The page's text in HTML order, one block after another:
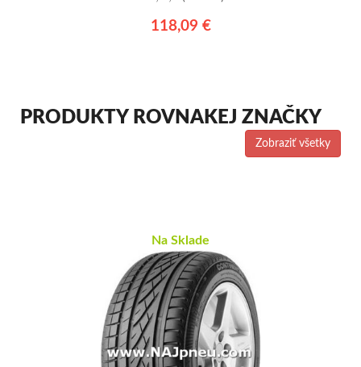
118,09 €
PRODUKTY ROVNAKEJ ZNAČKY
Zobraziť všetky
Na Sklade